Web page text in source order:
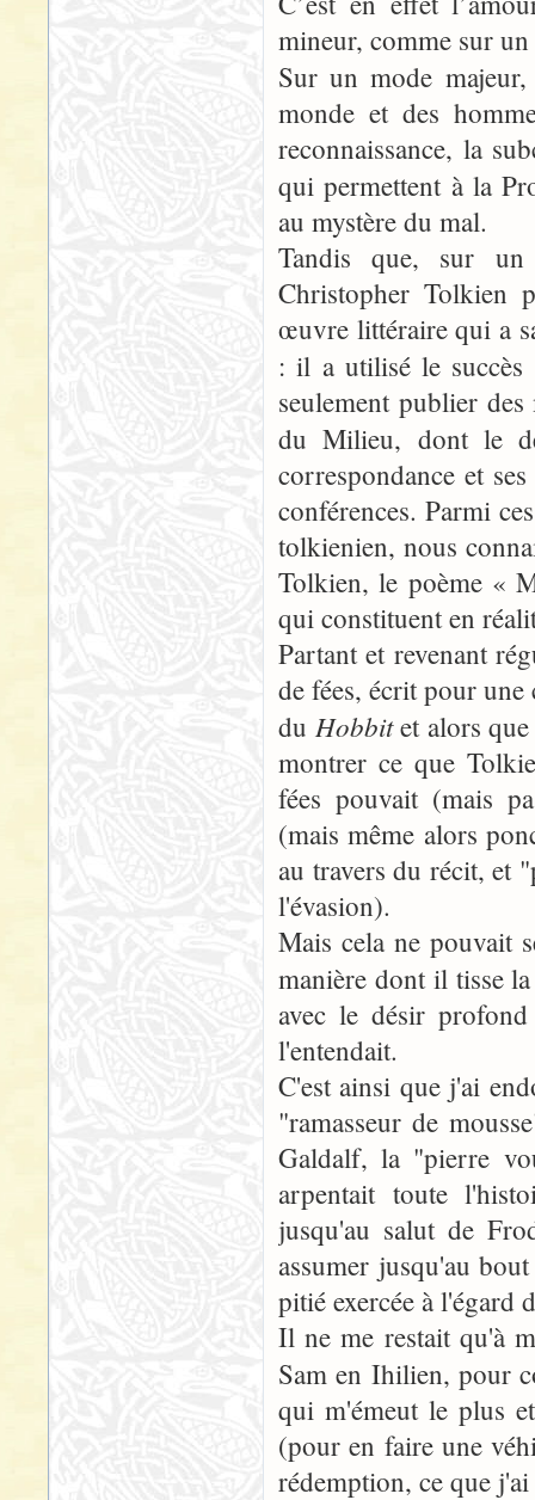
mineur, comme sur
Sur un mode
monde et des
reconnaissance, la
qui permettent à la
au mystère du mal.
Tandis que, sur un
Christopher Tolkien
œuvre littéraire qui a
: il a utilisé le
seulement publier
du Milieu, dont le
correspondance et
conférences. Parmi
tolkienien, nous
Tolkien, le poème «
qui constituent en
Partant et revenant
de fées, écrit pour
du Hobbitet alors
montrer ce que
fées pouvait (mais
(mais même alors
au travers du récit, et
l'évasion).
Mais cela ne pouvait
manière dont il tisse
avec le désir
l'entendait.
C'est ainsi que j'ai
"ramasseur de
Galdalf, la "pierre
arpentait toute
jusqu'au salut de
assumer jusqu'au
pitié exercée à l'égard
Il ne me restait qu'à
Sam en Ihilien, pour
qui m'émeut le plus
(pour en faire une
rédemption, ce que